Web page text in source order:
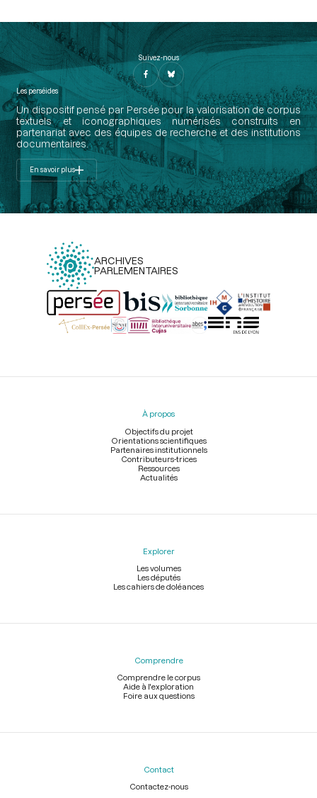
Suivez-nous
Les perséides
Un dispositif pensé par Persée pour la valorisation de corpus
textuels et iconographiques numérisés construits en
partenariat avec des équipes de recherche et des institutions
documentaires.
En savoir plus
ARCHIVES
PARLEMENTAIRES
Menu
À propos
Objectifs du projet
Orientations scientifiques
Partenaires institutionnels
Contributeurs-trices
Ressources
Actualités
Explorer
Les volumes
Les députés
Les cahiers de doléances
Comprendre
Comprendre le corpus
Aide à l'exploration
Foire aux questions
Contact
Contactez-nous